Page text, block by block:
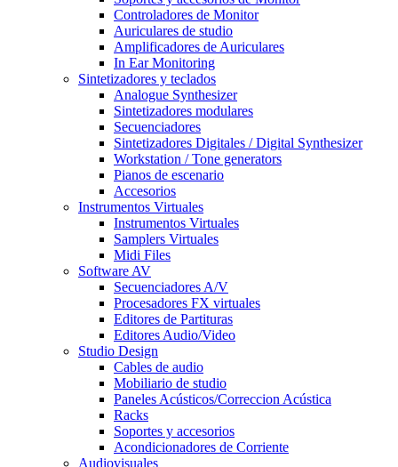
Controladores de Monitor
Auriculares de studio
Amplificadores de Auriculares
In Ear Monitoring
Sintetizadores y teclados
Analogue Synthesizer
Sintetizadores modulares
Secuenciadores
Sintetizadores Digitales / Digital Synthesizer
Workstation / Tone generators
Pianos de escenario
Accesorios
Instrumentos Virtuales
Instrumentos Virtuales
Samplers Virtuales
Midi Files
Software AV
Secuenciadores A/V
Procesadores FX virtuales
Editores de Partituras
Editores Audio/Video
Studio Design
Cables de audio
Mobiliario de studio
Paneles Acústicos/Correccion Acústica
Racks
Soportes y accesorios
Acondicionadores de Corriente
Audiovisuales